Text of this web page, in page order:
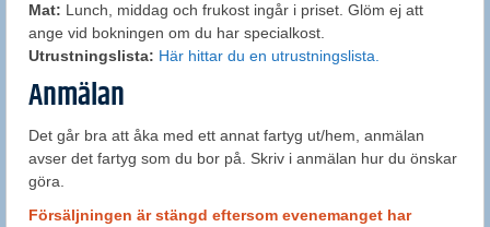
Mat: Lunch, middag och frukost ingår i priset. Glöm ej att
ange vid bokningen om du har specialkost.
Utrustningslista: Här hittar du en utrustningslista.
Anmälan
Det går bra att åka med ett annat fartyg ut/hem, anmälan
avser det fartyg som du bor på. Skriv i anmälan hur du önskar
göra.
Försäljningen är stängd eftersom evenemanget har